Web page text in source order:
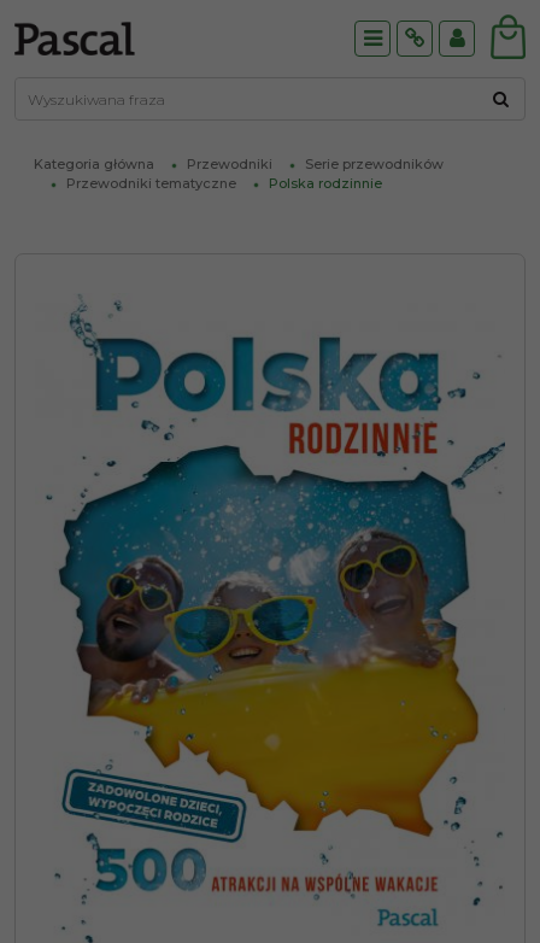
MenuInfoPanel
Kategoria główna Przewodniki
Serie przewodników
Przewodniki tematyczne
Polska rodzinnie